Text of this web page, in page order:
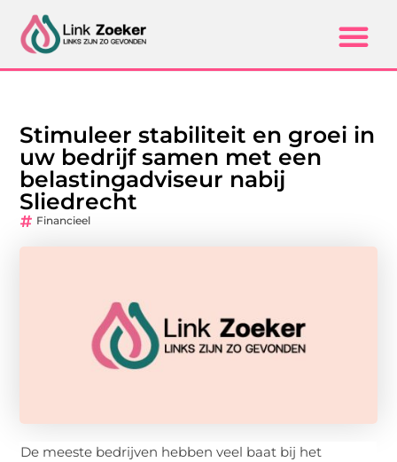
Stimuleer stabiliteit en groei in
uw bedrijf samen met een
belastingadviseur nabij
Sliedrecht
Financieel
De meeste bedrijven hebben veel baat bij het